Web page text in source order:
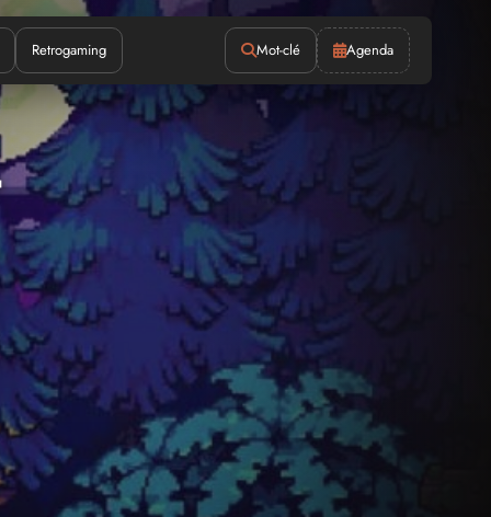
Retrogaming Mot-clé Agenda